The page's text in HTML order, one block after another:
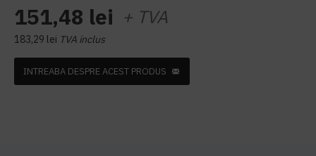
151,48 lei + TVA
183,29 lei TVA inclus
INTREABA DESPRE ACEST PRODUS